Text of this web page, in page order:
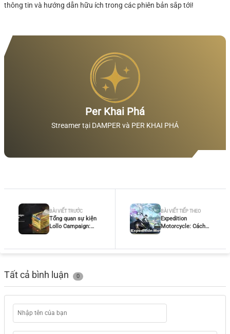
thông tin và hướng dẫn hữu ích trong các phiên bản sắp tới!
Per Khai Phá
Streamer tại DAMPER và PER KHAI PHÁ
BÀI VIẾT TRƯỚC
Tổng quan sự kiện
Lollo Campaign:
Phần Thưởng
BÀI VIẾT TIẾP THEO
Expedition
Motorcycle: Cách
Tất cả bình luận 0